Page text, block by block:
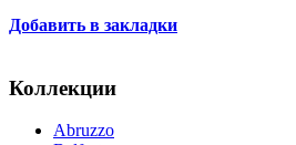
Добавить в закладки
Коллекции
Abruzzo